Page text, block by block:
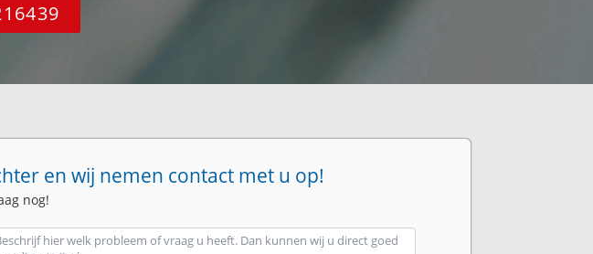
en wij nemen contact met u op!
nog!